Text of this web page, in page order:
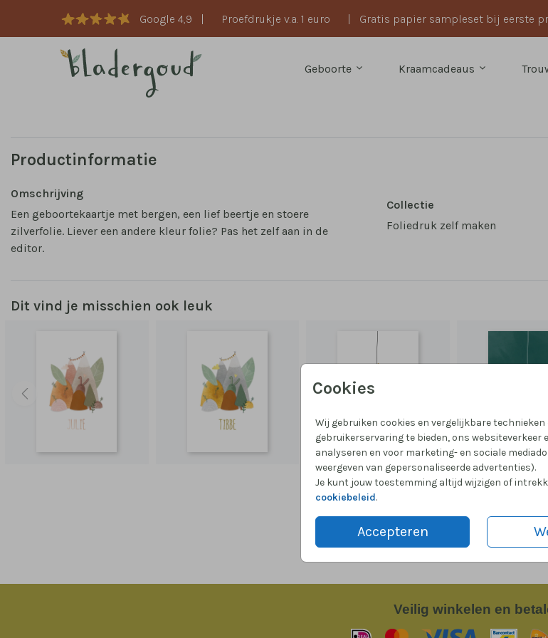
Google 4,9 | Proefdrukje v.a. 1 euro | Gratis papier sampleset bij eerste
Geboorte Kraamcadeaus
Cookies
Wij gebruiken cookies en vergelijkbare technieken
gebruikerservaring te bieden, ons websiteverkeer
analyseren en voor marketing- en sociale
weergeven van gepersonaliseerde advertenties).
Je kunt jouw toestemming altijd wijzigen of
cookiebeleid.
Accepteren
Productinformatie
Omschrijving
Een geboortekaartje met bergen, een lief beertje en stoere
zilverfolie. Liever een andere kleur folie? Pas het zelf aan in de
editor.
Collectie
Foliedruk zelf maken
Dit vind je misschien ook leuk
Veilig winkelen en